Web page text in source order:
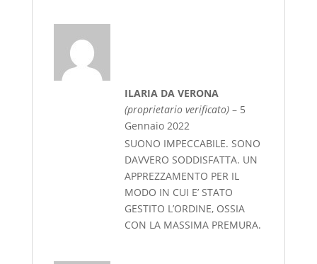
ILARIA DA VERONA
(proprietario verificato) – 5
Gennaio 2022
SUONO IMPECCABILE. SONO
DAVVERO SODDISFATTA. UN
APPREZZAMENTO PER IL
MODO IN CUI E’ STATO
GESTITO L’ORDINE, OSSIA
CON LA MASSIMA PREMURA.